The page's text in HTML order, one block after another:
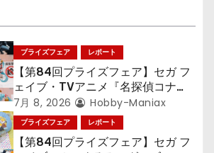
プライズフェア レポート
【第84回プライズフェア】セガ フ
ェイブ・TVアニメ『名探偵コナ
ン』TVアニメ『呪術廻戦』『〈物
語〉シリーズ』「初音ミク」
7月 8, 2026 Hobby-Maniax
プライズフェア レポート
【第84回プライズフェア】セガ フ